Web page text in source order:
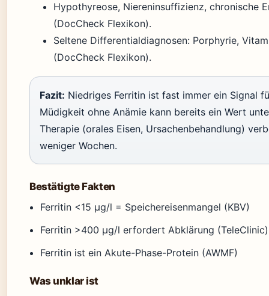
Hypothyreose, Niereninsuffizienz, chronische
(DocCheck Flexikon).
Seltene Differentialdiagnosen: Porphyrie,
(DocCheck Flexikon).
Fazit: Niedriges Ferritin ist fast immer ein Signal
Müdigkeit ohne Anämie kann bereits ein Wert
Therapie (orales Eisen, Ursachenbehandlung)
weniger Wochen.
Bestätigte Fakten
Ferritin <15 µg/l = Speichereisenmangel (KBV)
Ferritin >400 µg/l erfordert Abklärung (TeleClinic)
Ferritin ist ein Akute-Phase-Protein (AWMF)
Was unklar ist